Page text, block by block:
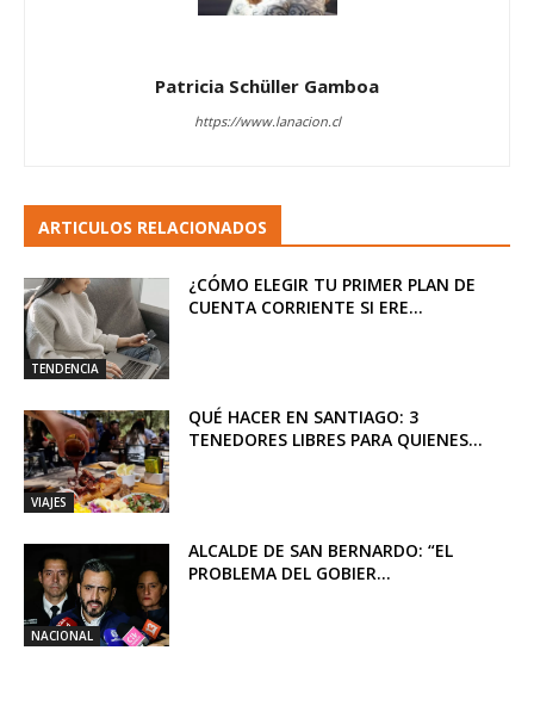
Patricia Schüller Gamboa
https://www.lanacion.cl
ARTICULOS RELACIONADOS
TENDENCIA
¿CÓMO ELEGIR TU PRIMER PLAN DE
CUENTA CORRIENTE SI ERE...
VIAJES
QUÉ HACER EN SANTIAGO: 3
TENEDORES LIBRES PARA QUIENES...
NACIONAL
ALCALDE DE SAN BERNARDO: “EL
PROBLEMA DEL GOBIER...